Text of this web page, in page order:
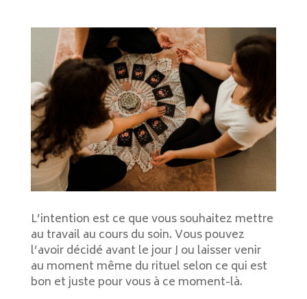
L’intention est ce que vous souhaitez mettre
au travail au cours du soin. Vous pouvez
l’avoir décidé avant le jour J ou laisser venir
au moment même du rituel selon ce qui est
bon et juste pour vous à ce moment-là.